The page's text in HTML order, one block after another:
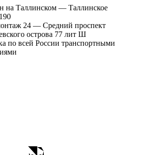
на Таллинском — Таллинское
24 — Средний проспект
острова 77 лит Ш
по всей России транспортными